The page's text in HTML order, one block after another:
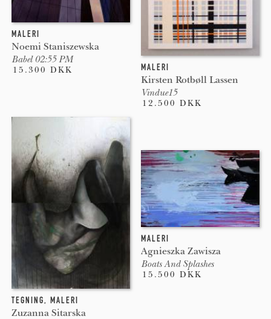
MALERI
Noemi Staniszewska
Babel 02:55 PM
15.300 DKK
TEGNING, MALERI
Zuzanna Sitarska
MALERI
Kirsten Rotbøll Lassen
Vindue15
12.500 DKK
MALERI
Agnieszka Zawisza
Boats And Splashes
15.500 DKK